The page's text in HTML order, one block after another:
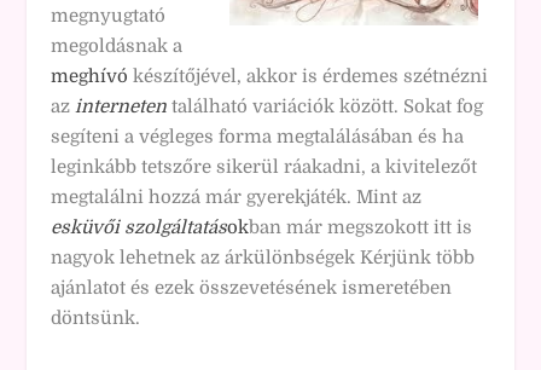
megnyugtató
megoldásnak a
meghívó készítőjével, akkor is érdemes szétnézni
azinterneten található variációk között. Sokat fog
segíteni a végleges forma megtalálásában és ha
leginkább tetszőre sikerül ráakadni, a kivitelezőt
megtalálni hozzá már gyerekjáték. Mint az
esküvői szolgáltatásokban már megszokott itt is
nagyok lehetnek az árkülönbségek Kérjünk több
ajánlatot és ezek összevetésének ismeretében
döntsünk.